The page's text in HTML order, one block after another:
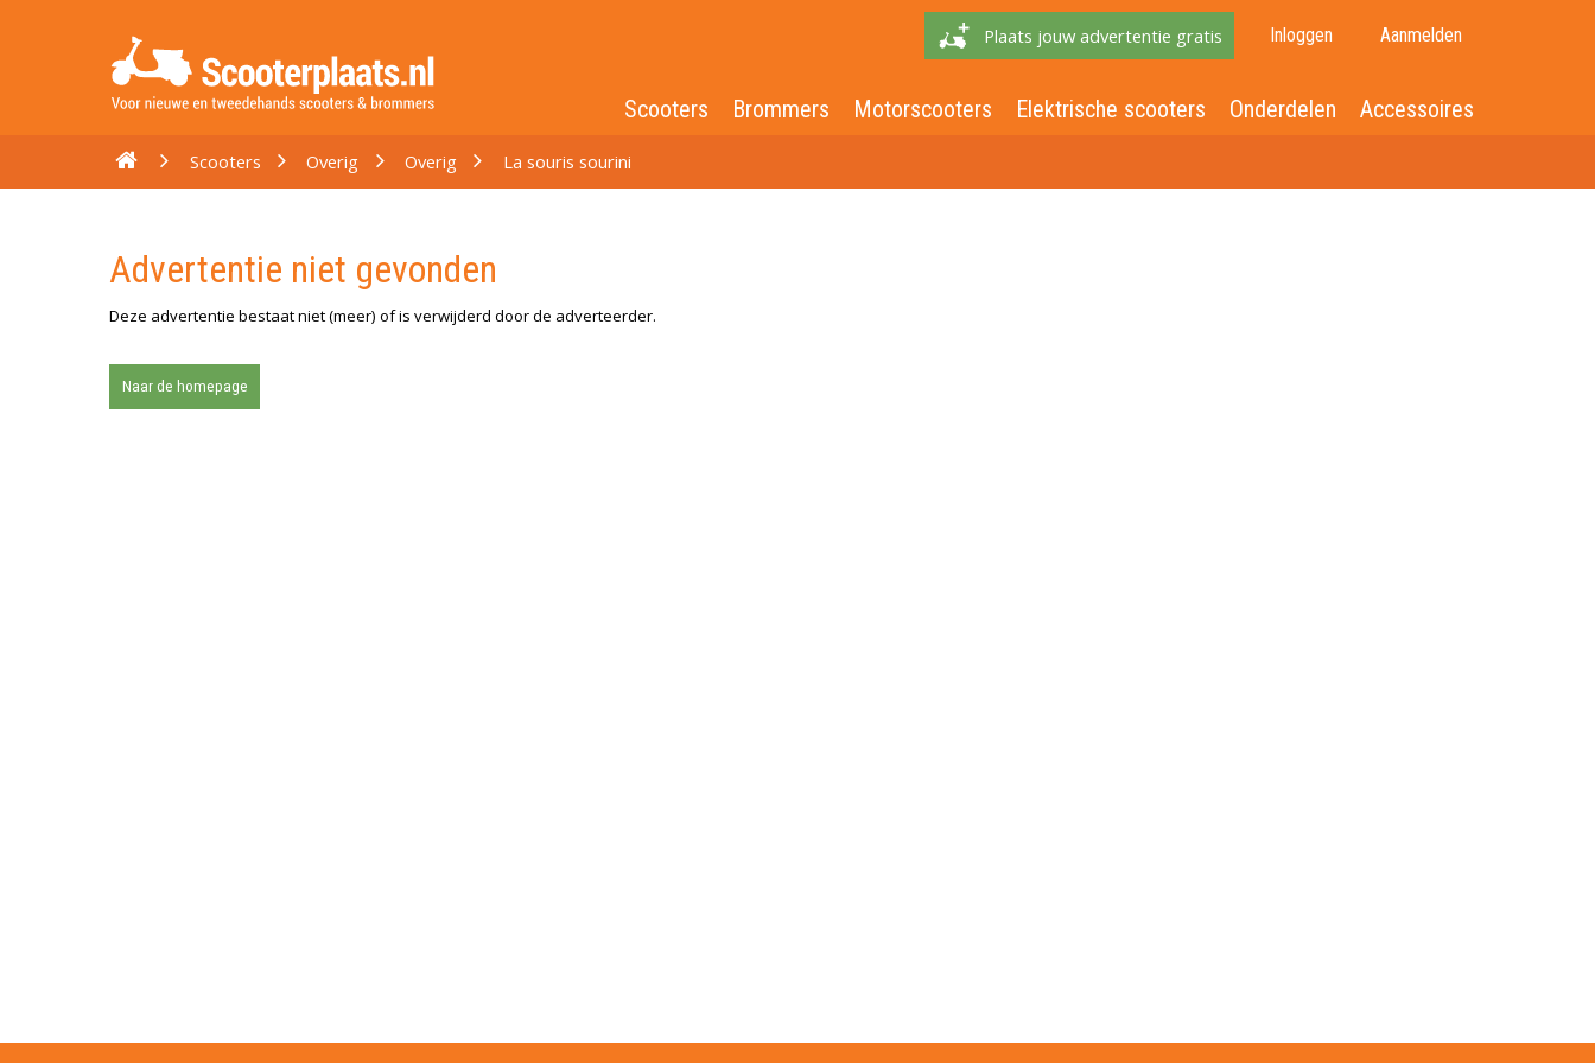
Plaats jouw advertentie gratis Inloggen Aanmelden
Scooters Brommers Motorscooters Elektrische scooters Onderdelen Accessoires
Scooters Overig Overig La souris sourini
Advertentie niet gevonden
Deze advertentie bestaat niet (meer) of is verwijderd door de adverteerder.
Naar de homepage